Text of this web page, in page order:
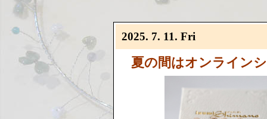
2025. 7. 11. Fri
夏の間はオンライン